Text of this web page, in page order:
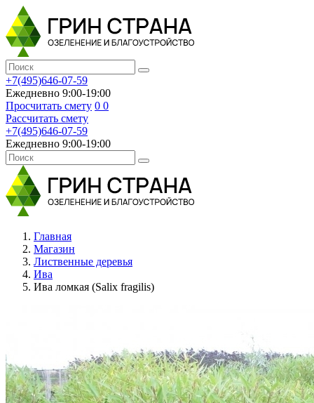
+7(495)646-07-59
Ежедневно 9:00-19:00
Просчитать смету 0 0
Рассчитать смету
+7(495)646-07-59
Ежедневно 9:00-19:00
Главная
Магазин
Лиственные деревья
Ива
Ива ломкая (Salix fragilis)